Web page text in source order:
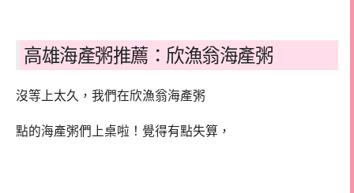
高雄海產粥推薦：欣漁翁海產粥
沒等上太久，我們在欣漁翁海產粥
點的海產粥們上桌啦！覺得有點失算，